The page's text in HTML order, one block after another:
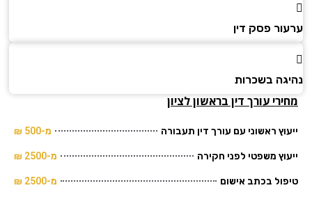
פסק דין
בשכרות
עורך דין בראשון לציון
ראשוני עם עורך דין תעבורה מ-500 ₪
משפטי לפני חקירה מ-2500 ₪
בכתב אישום מ-2500 ₪